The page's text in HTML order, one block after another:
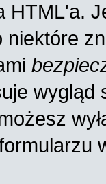
HTML'a.
wygląd